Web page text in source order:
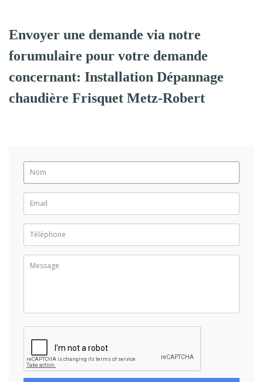
Envoyer une demande via notre
forumulaire pour votre demande
concernant: Installation Dépannage
chaudière Frisquet Metz-Robert